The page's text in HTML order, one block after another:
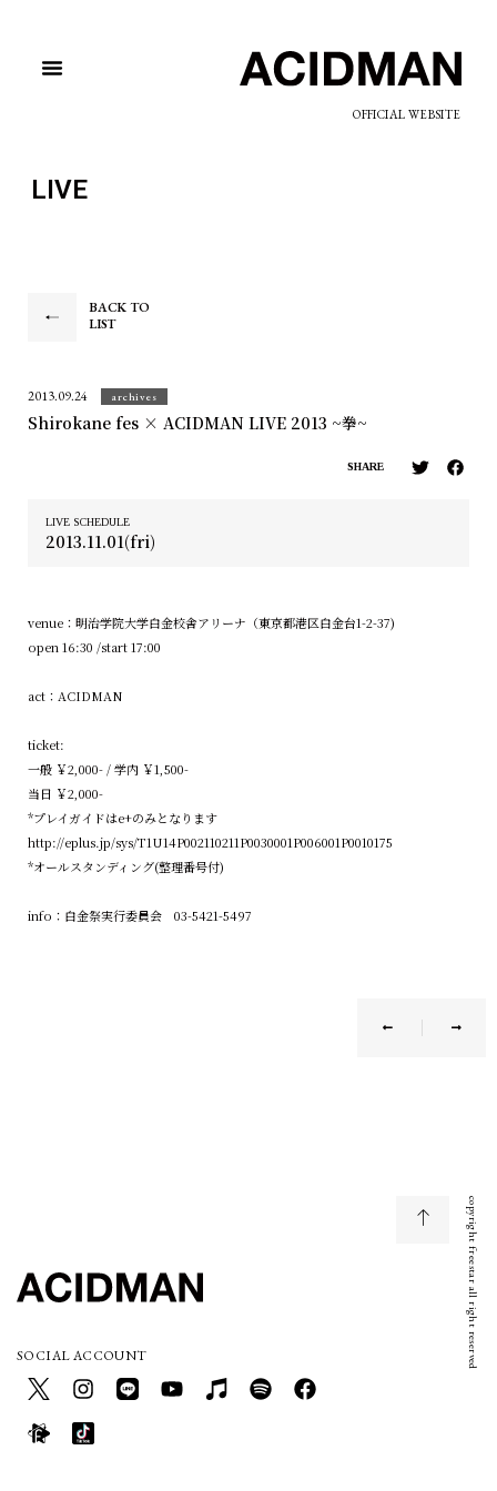
OFFICIAL WEBSITE
LIVE
BACK TO
LIST
2013.09.24 archives
Shirokane fes × ACIDMAN LIVE 2013 ~拳~
SHARE
LIVE SCHEDULE
2013.11.01(fri)
venue：明治学院大学白金校舎アリーナ（東京都港区白金台1-2-37)
open 16:30 /start 17:00
act：ACIDMAN
ticket:
一般 ￥2,000- / 学内 ￥1,500-
当日 ￥2,000-
*プレイガイドはe+のみとなります
http://eplus.jp/sys/T1U14P002110211P0030001P006001P0010175
*オールスタンディング(整理番号付)
info：白金祭実行委員会 03-5421-5497
SOCIAL ACCOUNT copyright freestar all right reserved